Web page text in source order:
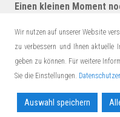
Einen kleinen Moment
Wir nutzen auf unserer Website
zu verbessern und Ihnen aktuelle
geben zu können. Für weitere
Sie die Einstellungen.
Auswahl speichern